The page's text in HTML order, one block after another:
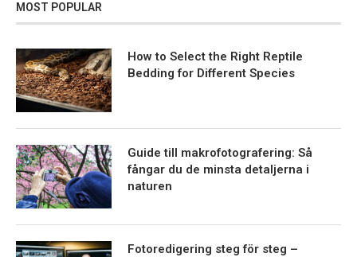
MOST POPULAR
How to Select the Right Reptile
Bedding for Different Species
Guide till makrofotografering: Så
fångar du de minsta detaljerna i
naturen
Fotoredigering steg för steg –